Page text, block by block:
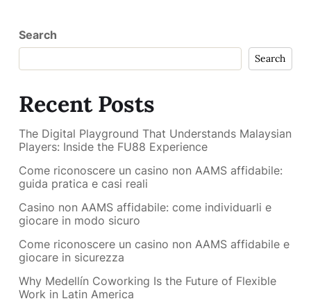
Search
Search
Recent Posts
The Digital Playground That Understands Malaysian
Players: Inside the FU88 Experience
Come riconoscere un casino non AAMS affidabile:
guida pratica e casi reali
Casino non AAMS affidabile: come individuarli e
giocare in modo sicuro
Come riconoscere un casino non AAMS affidabile e
giocare in sicurezza
Why Medellín Coworking Is the Future of Flexible
Work in Latin America